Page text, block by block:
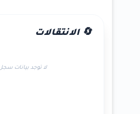
🔄 الانتقالات
لا توجد بيانات سجل